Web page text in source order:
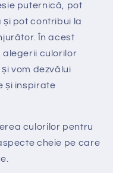
puternică, pot
pot contribui la
În acest
culorilor
vom dezvălui
și inspirate
culorilor pentru
cheie pe care